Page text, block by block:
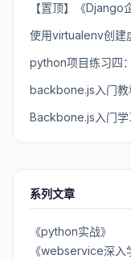
【置顶】《Django
使用virtualenv创建
python项目练习四
backbone.js入门教
Backbone.js入门学
系列文章
《python实战》
《webservice深入